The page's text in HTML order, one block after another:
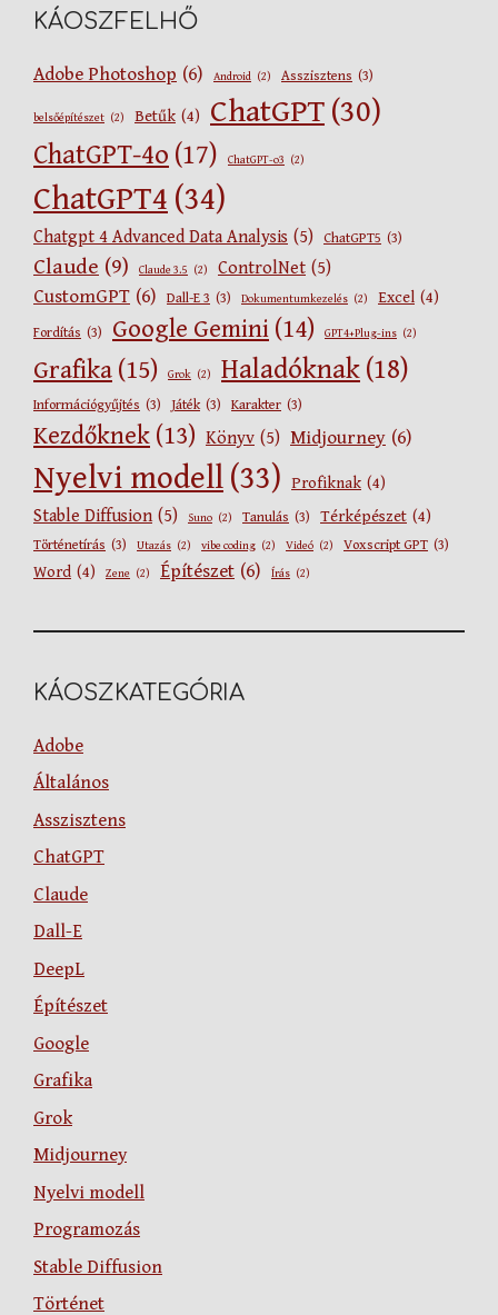
KÁOSZFELHŐ
Adobe Photoshop (6) Android (2) Asszisztens (3)
belsőépítészet (2) Betűk (4) ChatGPT (30)
ChatGPT-4o (17) ChatGPT-o3 (2)
ChatGPT4 (34)
Chatgpt 4 Advanced Data Analysis (5) ChatGPT5 (3)
Claude (9) Claude 3.5 (2) ControlNet (5)
CustomGPT (6) Dall-E 3 (3) Dokumentumkezelés (2) Excel (4)
Fordítás (3) Google Gemini (14) GPT4+Plug-ins (2)
Grafika (15) Grok (2) Haladóknak (18)
Információgyűjtés (3) Játék (3) Karakter (3)
Kezdőknek (13) Könyv (5) Midjourney (6)
Nyelvi modell (33) Profiknak (4)
Stable Diffusion (5) Suno (2) Tanulás (3) Térképészet (4)
Történetírás (3) Utazás (2) vibe coding (2) Videó (2) Voxscript GPT (3)
Word (4) Zene (2) Építészet (6) Írás (2)
KÁOSZKATEGÓRIA
Adobe
Általános
Asszisztens
ChatGPT
Claude
Dall-E
DeepL
Építészet
Google
Grafika
Grok
Midjourney
Nyelvi modell
Programozás
Stable Diffusion
Történet